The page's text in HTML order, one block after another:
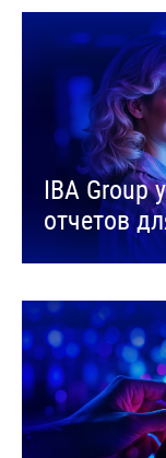
IBA Group
отчетов